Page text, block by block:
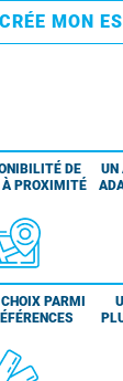
MON
DE
À PROXIMITÉ
UN
PARMI